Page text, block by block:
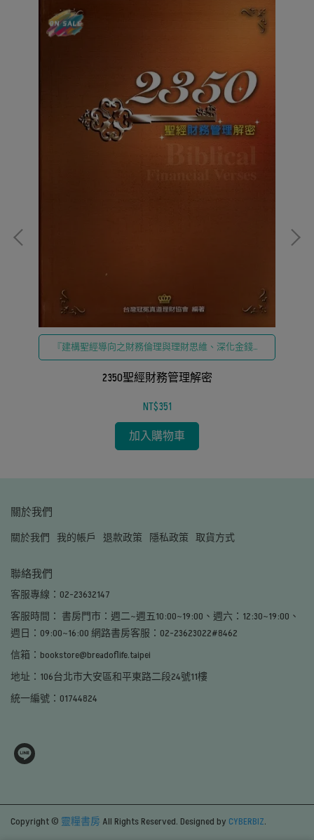
『建構聖經導向之財務倫理與理財思維、深化金錢與
生命優先次序之反思、落實具備屬靈原則的財務管理
策略、締造免於債務轄制與邁向管家職分』
2350聖經財務管理解密
NT$351
加入購物車
關於我們
關於我們 我的帳戶 退款政策 隱私政策 取貨方式
聯絡我們
客服專線：02-23632147
客服時間： 書房門市：週二~週五10:00~19:00、週六：12:30~19:00、
週日：09:00~16:00 網路書房客服：02-23623022#8462
信箱：bookstore@breadoflife.taipei
地址：106台北市大安區和平東路二段24號11樓
統一編號：01744824
Copyright © 靈糧書房 All Rights Reserved. Designed by CYBERBIZ.